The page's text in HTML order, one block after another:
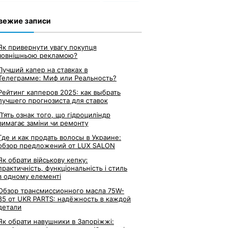
записи
привернути увагу покупця
рекламою?
капер на ставках в
Миф или Реальность?
капперов 2025: как выбрать
прогнозиста для ставок
ознак того, що гідроциліндр
заміни чи ремонту
и как продать волосы в Украине:
предложений от LUX SALON
обрати військову кепку:
функціональність і стиль
одному елементі
трансмиссионного масла 75W-
от UKR PARTS: надёжность в каждой
обрати навушники в Запоріжжі: